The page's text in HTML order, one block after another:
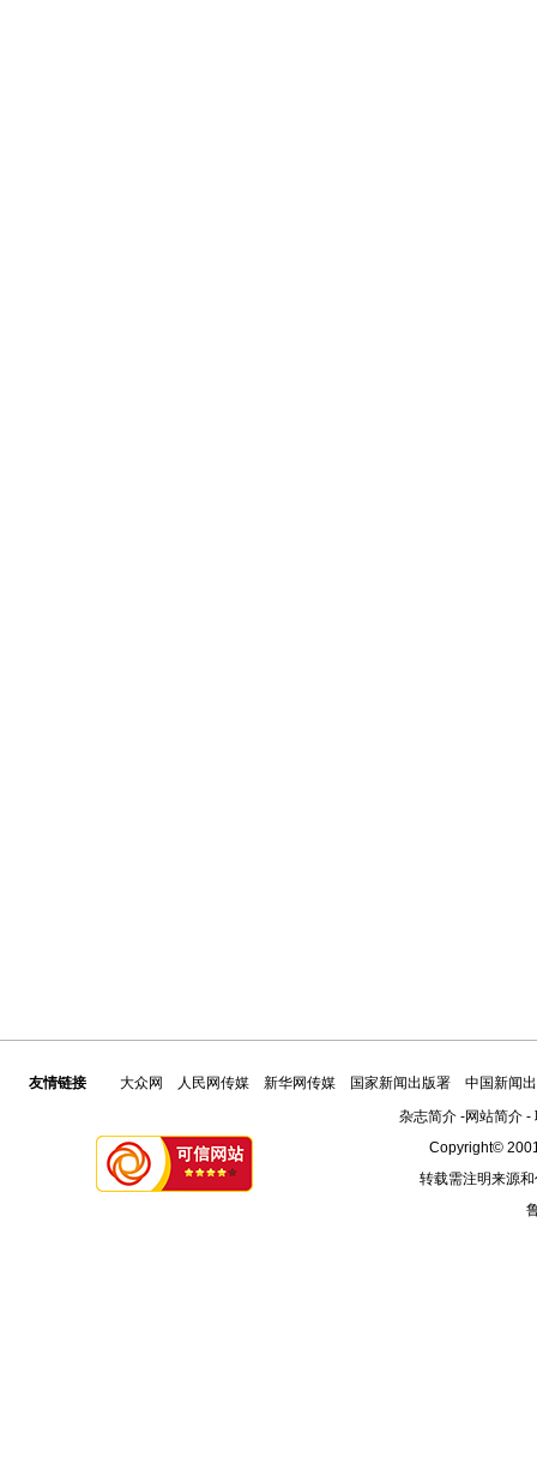
友情链接 大众网 人民网传媒 新华网传媒 国家新闻出版署
中国新闻
杂志简介-网站简介-
Copyright©
转载需注明来源